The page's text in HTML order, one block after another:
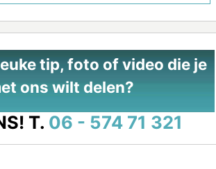
tip, foto of video die je
ons wilt delen?
T. 06 - 574 71 321